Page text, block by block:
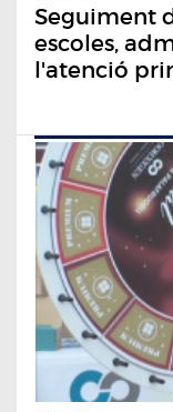
Seguiment
escoles,
l'atenció